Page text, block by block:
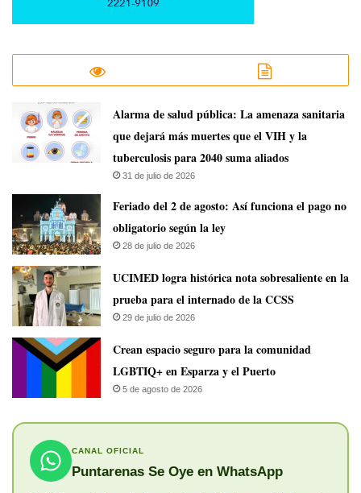
​Alarma de salud pública: La amenaza sanitaria
que dejará más muertes que el VIH y la
tuberculosis para 2040 suma aliados
31 de julio de 2026
Feriado del 2 de agosto: Así funciona el pago no
obligatorio según la ley
28 de julio de 2026
UCIMED logra histórica nota sobresaliente en la
prueba para el internado de la CCSS
29 de julio de 2026
Crean espacio seguro para la comunidad
LGBTIQ+ en Esparza y el Puerto
5 de agosto de 2026
CANAL OFICIAL
Puntarenas Se Oye en WhatsApp